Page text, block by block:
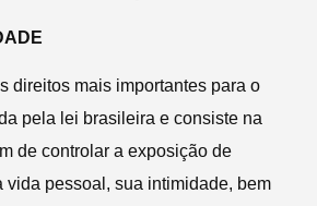
direitos mais importantes para o
pela lei brasileira e consiste na
de controlar a exposição de
vida pessoal, sua intimidade, bem